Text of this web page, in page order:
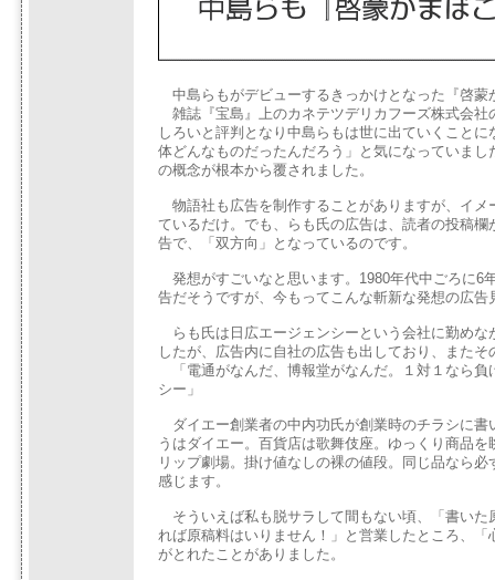
中島らもがデビューするきっかけとなった『啓蒙
雑誌『宝島』上のカネテツデリカフーズ株式会社
しろいと評判となり中島らもは世に出ていくこと
体どんなものだったんだろう」と気になっていまし
の概念が根本から覆されました。
物語社も広告を制作することがありますが、イメ
ているだけ。でも、らも氏の広告は、読者の投稿欄
告で、「双方向」となっているのです。
発想がすごいなと思います。1980年代中ごろに6
告だそうですが、今もってこんな斬新な発想の広告
らも氏は日広エージェンシーという会社に勤めな
したが、広告内に自社の広告も出しており、また
「電通がなんだ、博報堂がなんだ。１対１なら
シー」
ダイエー創業者の中内功氏が創業時のチラシに書
うはダイエー。百貨店は歌舞伎座。ゆっくり商品
リップ劇場。掛け値なしの裸の値段。同じ品なら
感じます。
そういえば私も脱サラして間もない頃、「書いた
れば原稿料はいりません！」と営業したところ、「
がとれたことがありました。